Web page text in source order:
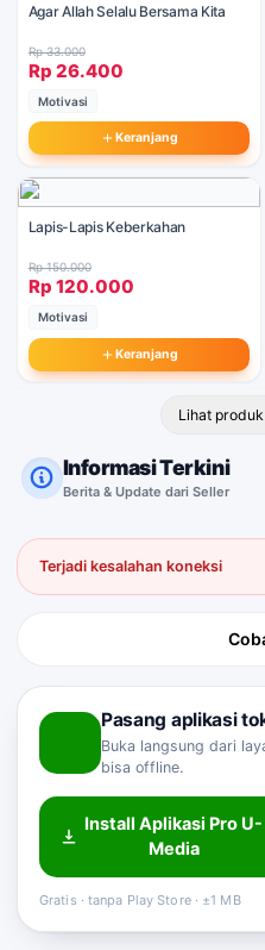
Agar Allah Selalu Bersama Kita
Rp 33.000
Rp 26.400
Motivasi
Keranjang
Lapis-Lapis Keberkahan
Rp 150.000
Rp 120.000
Motivasi
Keranjang
Lihat
Informasi Terkini
Berita & Update dari Seller
Terjadi kesalahan koneksi
Pasang aplikasi
Buka langsung dari
bisa offline.
Install Aplikasi Pro U-
Media
Gratis · tanpa Play Store · ±1 MB